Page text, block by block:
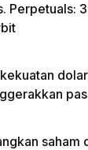
Perpetuals:
saham